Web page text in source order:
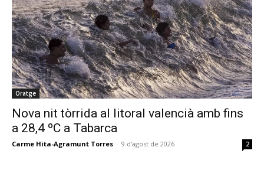
Oratge
Nova nit tòrrida al litoral valencià amb fins
a 28,4 ºC a Tabarca
Carme Hita-Agramunt Torres - 9 d'agost de 2026 2